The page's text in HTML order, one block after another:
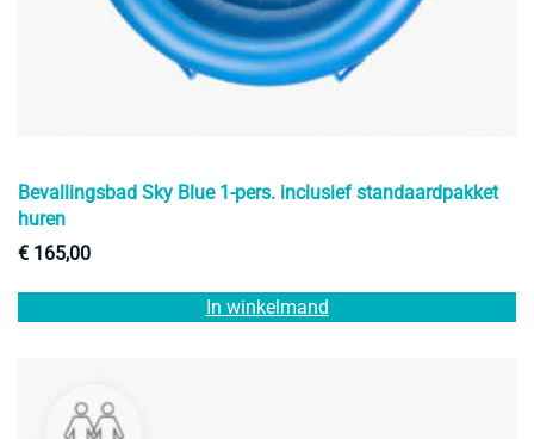
Bevallingsbad Sky Blue 1-pers. inclusief standaardpakket
huren
€ 165,00
In winkelmand